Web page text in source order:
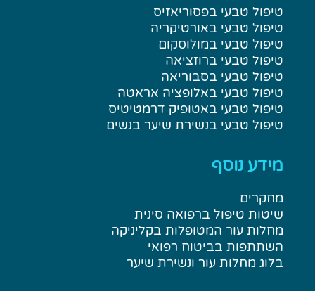
טיפול טבעי בפסוריאזיס
טיפול טבעי באורטיקריה
טיפול טבעי במולוסקום
טיפול טבעי ברוזציאה
טיפול טבעי בסבוריאה
טיפול טבעי באלופציה אראטה
טיפול טבעי באטופיק דרמטיטיס
טיפול טבעי בנשירת שיער בנשים
מידע נוסף
מחקרים
שיטות טיפול ברפואה סינית
מחלות עור המטופלות בקליניקה
השתתפות בביטוח רפואי
בלוג מחלות עור ונשירת שיער